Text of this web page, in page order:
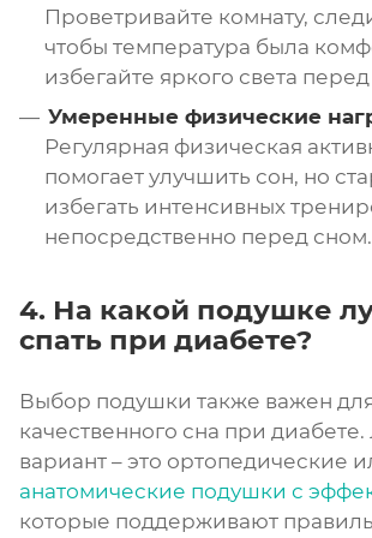
Проветривайте комнату,
чтобы температура была
избегайте яркого света
Умеренные физические
Регулярная физическая
помогает улучшить сон, но
избегать интенсивных
непосредственно перед сном.
4. На какой подушке
спать при диабете?
Выбор подушки также важен
качественного сна при
вариант – это ортопедические
анатомические подушки с
которые поддерживают